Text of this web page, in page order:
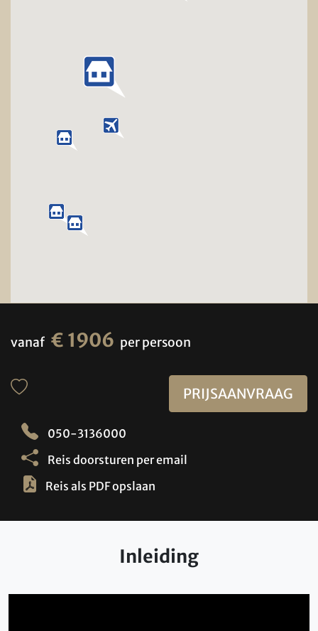
vanaf € 1906 per persoon
PRIJSAANVRAAG
050-3136000
Reis doorsturen per email
Reis als PDF opslaan
Inleiding